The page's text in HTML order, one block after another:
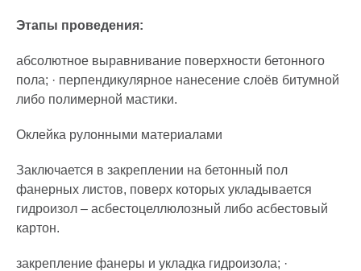
Этапы проведения:
абсолютное выравнивание поверхности бетонного
пола; · перпендикулярное нанесение слоёв битумной
либо полимерной мастики.
Оклейка рулонными материалами
Заключается в закреплении на бетонный пол
фанерных листов, поверх которых укладывается
гидроизол – асбестоцеллюлозный либо асбестовый
картон.
закрепление фанеры и укладка гидроизола; ·